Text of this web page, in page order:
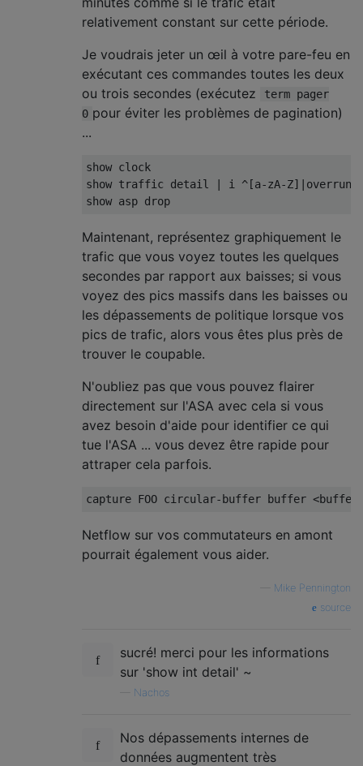
relativement constant sur cette période.
Je voudrais jeter un œil à votre pare-feu en
exécutant ces commandes toutes les deux
ou trois secondes (exécutez
term pager
0 pour éviter les problèmes de pagination)
...
show clock
show traffic detail | i ^[a-zA-
Maintenant, représentez graphiquement le
trafic que vous voyez toutes les quelques
secondes par rapport aux baisses; si vous
voyez des pics massifs dans les baisses ou
les dépassements de politique lorsque vos
pics de trafic, alors vous êtes plus près de
trouver le coupable.
N'oubliez pas que vous pouvez flairer
directement sur l'ASA avec cela si vous
avez besoin d'aide pour identifier ce qui
tue l'ASA ... vous devez être rapide pour
attraper cela parfois.
Netflow sur vos commutateurs en amont
pourrait également vous aider.
Mike Pennington
source
sucré! merci pour les informations
sur 'show int detail' ~
Nachos
Nos dépassements internes de
données augmentent très